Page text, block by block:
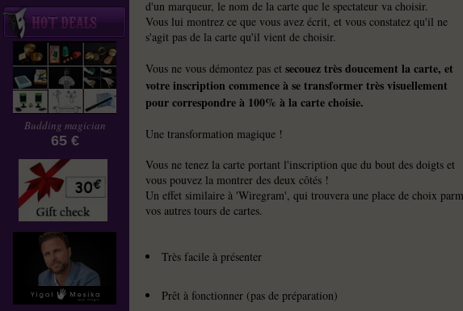
Budding magician
65 €
d'un marqueur, le nom de la carte que le spectateur va choisir.
Vous lui montrez ce que vous avez écrit, et vous constatez qu'il ne
s'agit pas de la carte qu'il vient de choisir.
Vous ne vous démontez pas et secouez très doucement la carte, et
votre inscription commence à se transformer très visuellement
pour correspondre à 100% à la carte choisie.
Une transformation magique !
Vous ne tenez la carte portant l'inscription que du bout des doigts et
vous pouvez la montrer des deux côtés !
Un effet similaire à 'Wiregram', qui trouvera une place de choix
vos autres tours de cartes.
Très facile à présenter
Prêt à fonctionner (pas de préparation)